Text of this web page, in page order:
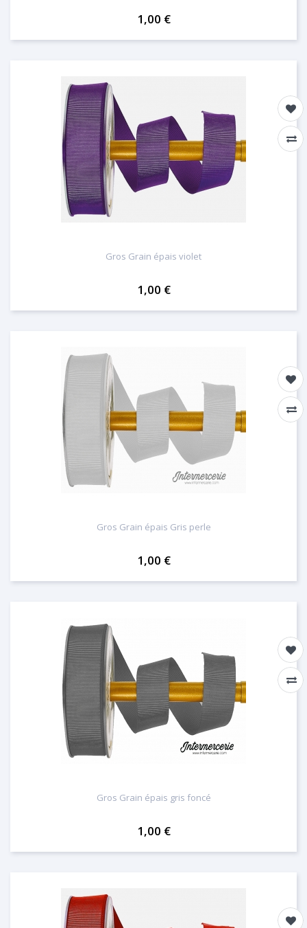
1,00 €
Gros Grain épais violet
1,00 €
Gros Grain épais Gris perle
1,00 €
Gros Grain épais gris foncé
1,00 €